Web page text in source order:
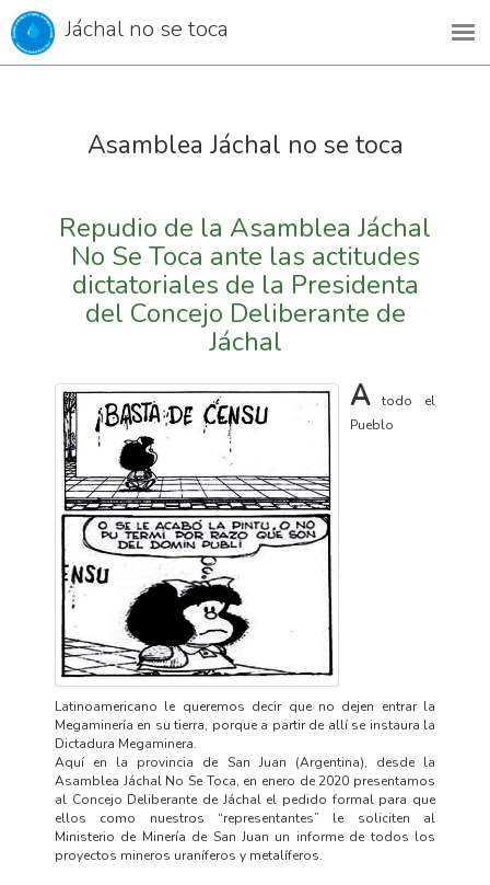
Jáchal no se toca
Asamblea Jáchal no se toca
Repudio de la Asamblea Jáchal
No Se Toca ante las actitudes
dictatoriales de la Presidenta
del Concejo Deliberante de
Jáchal
Atodo el
Pueblo
Latinoamericano le queremos decir que no dejen entrar la
Megaminería en su tierra, porque a partir de allí se instaura la
Dictadura Megaminera.
Aquí en la provincia de San Juan (Argentina), desde la
Asamblea Jáchal No Se Toca, en enero de 2020 presentamos
al Concejo Deliberante de Jáchal el pedido formal para que
ellos como nuestros “representantes” le soliciten al
Ministerio de Minería de San Juan un informe de todos los
proyectos mineros uraníferos y metalíferos.